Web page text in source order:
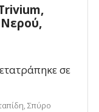
σε
Σπύρο